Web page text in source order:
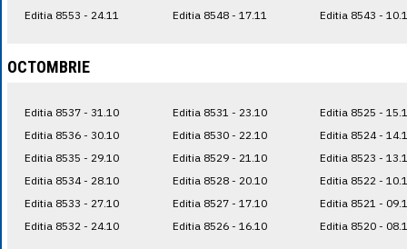
Editia 8553 - 24.11
Editia 8548 - 17.11
Editia 8543 -
OCTOMBRIE
Editia 8537 - 31.10
Editia 8536 - 30.10
Editia 8535 - 29.10
Editia 8534 - 28.10
Editia 8533 - 27.10
Editia 8532 - 24.10
Editia 8531 - 23.10
Editia 8530 - 22.10
Editia 8529 - 21.10
Editia 8528 - 20.10
Editia 8527 - 17.10
Editia 8526 - 16.10
Editia 8525 -
Editia 8524 -
Editia 8523 -
Editia 8522 -
Editia 8521 -
Editia 8520 -